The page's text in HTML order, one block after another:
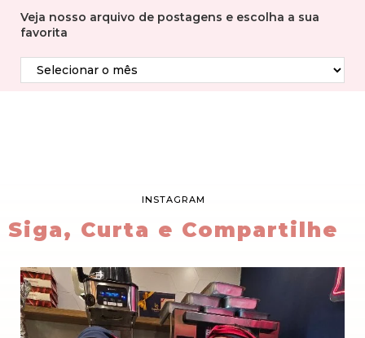
Veja nosso arquivo de postagens e escolha a sua
favorita
INSTAGRAM
Siga, Curta e Compartilhe